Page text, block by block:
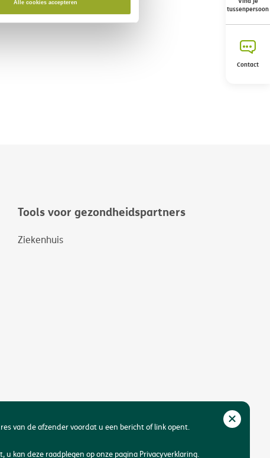
Alle cookies accepteren
tussenpersoon
Contact
Tools voor gezondheidspartners
Ziekenhuis
van de afzender voordat u een bericht of link opent.
kan deze raadplegen op onze pagina Privacyverklaring.